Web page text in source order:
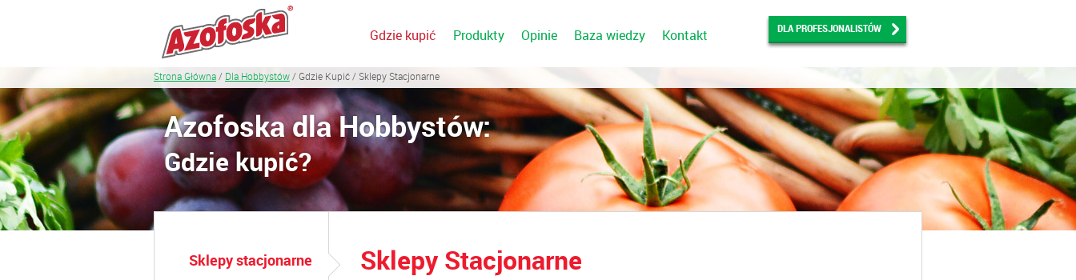
Gdzie kupić Produkty Opinie Baza wiedzy Kontakt DLA PROFESJONALISTÓW
Strona Główna/ Dla Hobbystów/ Gdzie Kupić / Sklepy Stacjonarne
Azofoska dla Hobbystów:
Gdzie kupić?
Sklepy stacjonarne Sklepy Stacjonarne